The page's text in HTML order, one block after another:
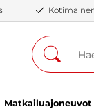
Matkailuajoneuvot